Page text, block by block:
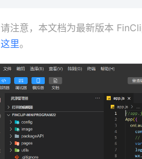
请注意，本文档为最新版本
这里。